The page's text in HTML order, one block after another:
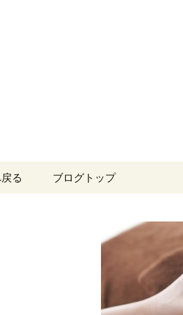
岡市中
移動
る ブログトップ